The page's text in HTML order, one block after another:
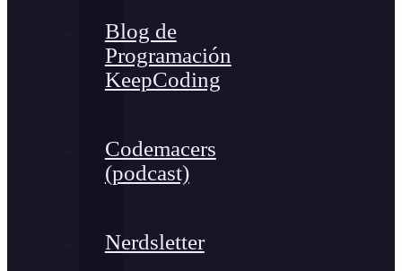
Blog de
Programación
KeepCoding
Codemacers
(podcast)
Nerdsletter